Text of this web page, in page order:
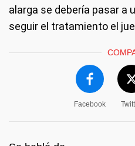
alarga se debería pasar a
seguir el tratamiento el
Facebook